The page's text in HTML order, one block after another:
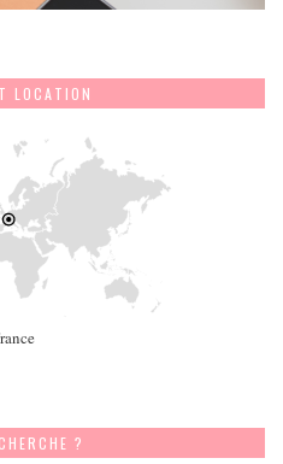
LOCATION
?